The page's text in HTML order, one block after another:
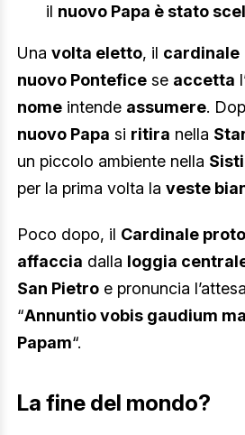
il nuovo Papa è stato
Una volta eletto, il cardinale
nuovo Pontefice se accetta
nome intende assumere.
nuovo Papa si ritira nella
un piccolo ambiente nella
per la prima volta la veste
Poco dopo, il Cardinale
affaccia dalla loggia
San Pietro e pronuncia
“Annuntio vobis gaudium
Papam“.
La fine del mondo?